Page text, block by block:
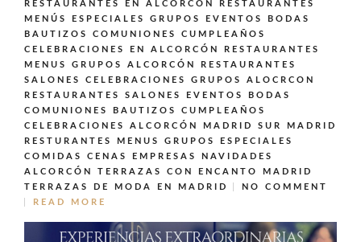
RESTAURANTES EN ALCORCÓN
RESTAURANTES
MENÚS ESPECIALES GRUPOS EVENTOS BODAS
BAUTIZOS COMUNIONES CUMPLEAÑOS
CELEBRACIONES EN ALCORCÓN
RESTAURANTES
MENUS GRUPOS ALCORCÓN
RESTAURANTES
SALONES CELEBRACIONES GRUPOS ALOCRCON
RESTAURANTES SALONES EVENTOS BODAS
COMUNIONES BAUTIZOS CUMPLEAÑOS
CELEBRACIONES ALCORCÓN MADRID SUR MADRID
RESTURANTES MENUS GRUPOS ESPECIALES
COMIDAS CENAS EMPRESAS NAVIDADES
ALCORCÓN
TERRAZAS CON ENCANTO MADRID
TERRAZAS DE MODA EN MADRID
NO COMMENT
READ MORE